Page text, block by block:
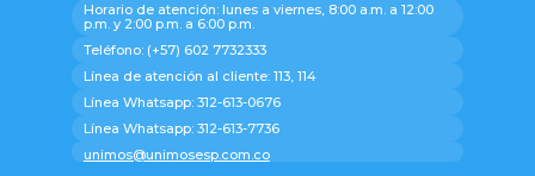
Horario de atención: lunes a viernes, 8:00 a.m. a 12:00
p.m. y 2:00 p.m. a 6:00 p.m.
Teléfono: (+57) 602 7732333
Línea de atención al cliente: 113, 114
Línea Whatsapp: 312-613-0676
Línea Whatsapp: 312-613-7736
unimos@unimosesp.com.co